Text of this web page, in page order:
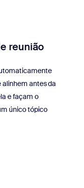
reunião
alinhem antes da
e façam o
único tópico